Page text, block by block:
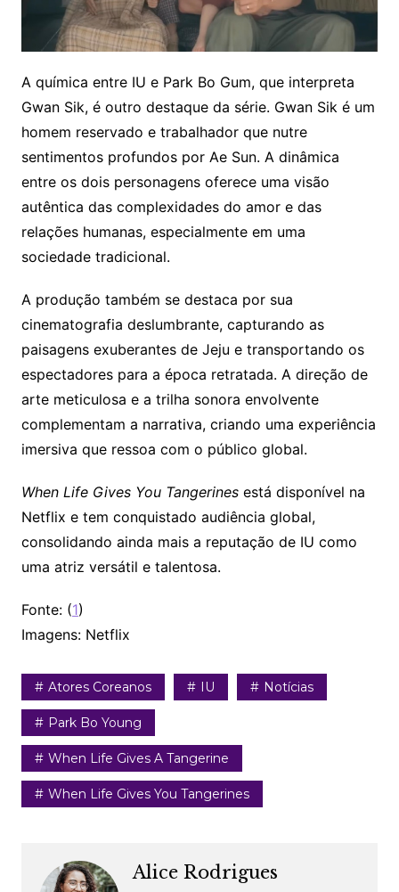
A química entre IU e Park Bo Gum, que interpreta
Gwan Sik, é outro destaque da série. Gwan Sik é um
homem reservado e trabalhador que nutre
sentimentos profundos por Ae Sun. A dinâmica
entre os dois personagens oferece uma visão
autêntica das complexidades do amor e das
relações humanas, especialmente em uma
sociedade tradicional.
A produção também se destaca por sua
cinematografia deslumbrante, capturando as
paisagens exuberantes de Jeju e transportando os
espectadores para a época retratada. A direção de
arte meticulosa e a trilha sonora envolvente
complementam a narrativa, criando uma experiência
imersiva que ressoa com o público global.
When Life Gives You Tangerinesestá disponível na
Netflix e tem conquistado audiência global,
consolidando ainda mais a reputação de IU como
uma atriz versátil e talentosa.
Fonte: (1)
Imagens: Netflix
Atores Coreanos IU Notícias
Park Bo Young
When Life Gives A Tangerine
When Life Gives You Tangerines
Alice Rodrigues